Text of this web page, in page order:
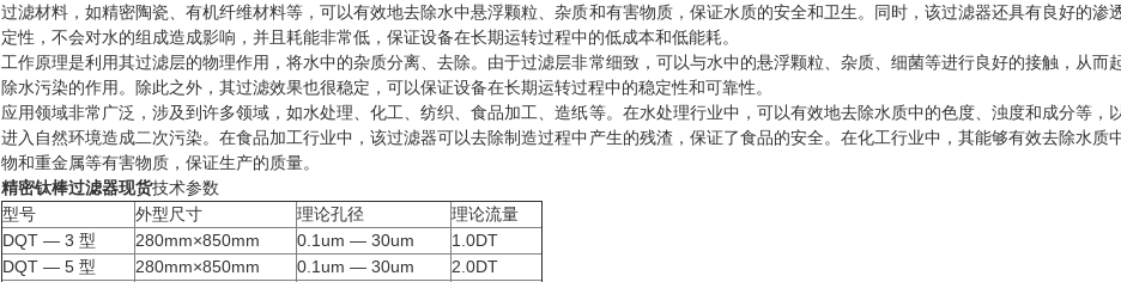
过滤材料，如精密陶瓷、有机纤维材料等，可以有效地去除水中悬浮颗粒、杂质和有害物质，保证水质的安全和卫生。同时，该过滤器还具有良好的渗
定性，不会对水的组成造成影响，并且耗能非常低，保证设备在长期运转过程中的低成本和低能耗。
工作原理是利用其过滤层的物理作用，将水中的杂质分离、去除。由于过滤层非常细致，可以与水中的悬浮颗粒、杂质、细菌等进行良好的接触，从而
除水污染的作用。除此之外，其过滤效果也很稳定，可以保证设备在长期运转过程中的稳定性和可靠性。
应用领域非常广泛，涉及到许多领域，如水处理、化工、纺织、食品加工、造纸等。在水处理行业中，可以有效地去除水质中的色度、浊度和成分等，
进入自然环境造成二次污染。在食品加工行业中，该过滤器可以去除制造过程中产生的残渣，保证了食品的安全。在化工行业中，其能够有效去除水质
物和重金属等有害物质，保证生产的质量。
精密钛棒过滤器现货技术参数
型号
外型尺寸 理论孔径
理论流量
DQT — 3 型
280mm×850mm 0.1um — 30um
1.0DT
DQT — 5 型
280mm×850mm 0.1um — 30um
2.0DT